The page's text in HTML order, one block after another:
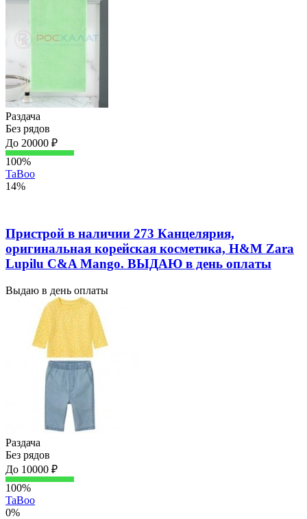
Раздача
Без рядов
До 20000 ₽
100%
TaBoo
14%
Пристрой в наличии 273 Канцелярия,
оригинальная корейская косметика, H&M Zara
Lupilu C&A Mango. ВЫДАЮ в день оплаты
Выдаю в день оплаты
Раздача
Без рядов
До 10000 ₽
100%
TaBoo
0%